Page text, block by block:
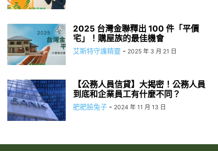
2025 台灣金聯釋出 100 件「平價
宅」！購屋族的最佳機會
艾斯特守護精靈 - 2025 年 3 月 21 日
【公務人員信貸】大揭密！公務人員
到底和企業員工有什麼不同？
肥肥臉兔子 - 2024 年 11 月 13 日